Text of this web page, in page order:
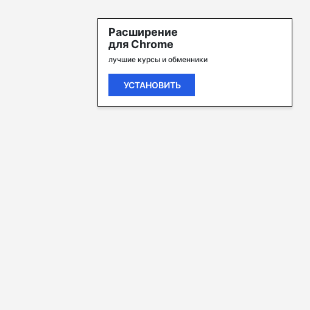
Расширение
для Chrome
лучшие курсы и обменники
УСТАНОВИТЬ